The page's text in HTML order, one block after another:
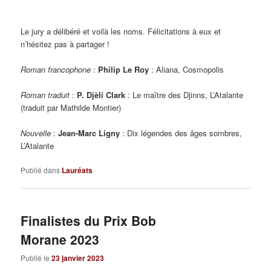
Le jury a délibéré et voilà les noms. Félicitations à eux et
n’hésitez pas à partager !
Roman francophone : Philip Le Roy : Aliana, Cosmopolis
Roman traduit : P. Djèlí Clark : Le maître des Djinns, L’Atalante
(traduit par Mathilde Montier)
Nouvelle :Jean-Marc Ligny : Dix légendes des âges sombres,
L’Atalante
Publié dans Lauréats
Finalistes du Prix Bob
Morane 2023
Publié le23 janvier 2023